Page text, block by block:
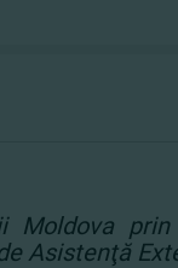
Moldova
Asistenţă